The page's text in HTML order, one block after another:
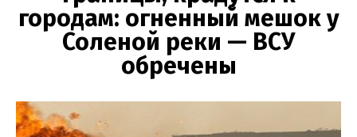
городам: огненный мешок у
Соленой реки — ВСУ
обречены